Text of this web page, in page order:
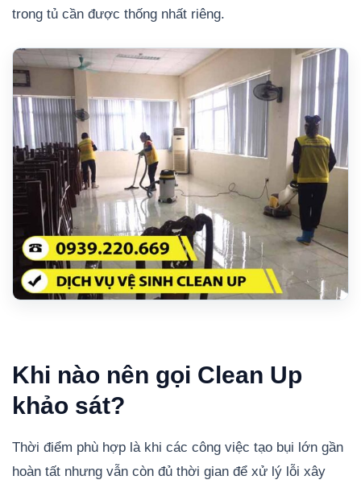
trong tủ cần được thống nhất riêng.
Khi nào nên gọi Clean Up
khảo sát?
Thời điểm phù hợp là khi các công việc tạo bụi lớn gần
hoàn tất nhưng vẫn còn đủ thời gian để xử lý lỗi xây